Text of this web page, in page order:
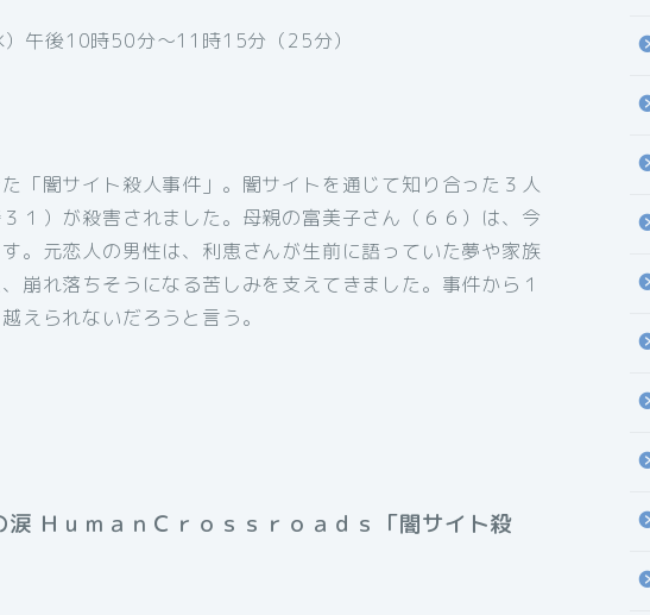
午後10時50分～11時15分（25分）
「闇サイト殺人事件」。闇サイトを通じて知り合った３人
１）が殺害されました。母親の富美子さん（６６）は、今
。元恋人の男性は、利恵さんが生前に語っていた夢や家族
崩れ落ちそうになる苦しみを支えてきました。事件から１
えられないだろうと言う。
涙 ＨｕｍａｎＣｒｏｓｓｒｏａｄｓ「闇サイト殺